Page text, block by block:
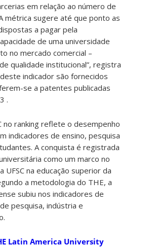
em relação ao número de
métrica sugere até que ponto as
a pagar pela
de uma universidade
no mercado comercial –
qualidade institucional”, registra
indicador são fornecidos
se a patentes publicadas
.
no ranking reflete o desempenho
indicadores de ensino, pesquisa
A conquista é registrada
como um marco no
UFSC na educação superior da
a metodologia do THE, a
subiu nos indicadores de
pesquisa, indústria e
Latin America University